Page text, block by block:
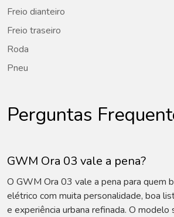
Freio dianteiro
Freio traseiro
Roda
Pneu
Perguntas
GWM Ora 03 vale a pena?
O GWM Ora 03 vale a pena para quem
elétrico com muita personalidade, boa
e experiência urbana refinada. O